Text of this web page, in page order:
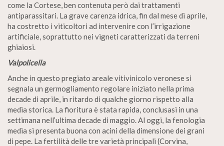
come la Cortese, ben contenuta però dai trattamenti
antiparassitari. La grave carenza idrica, fin dal mese di aprile,
ha costretto i viticoltori ad intervenire con l’irrigazione
artificiale, soprattutto nei vigneti caratterizzati da terreni
ghiaiosi.
Valpolicella
Anche in questo pregiato areale vitivinicolo veronese si
segnala un germogliamento regolare iniziato nella prima
decade di aprile, in ritardo di qualche giorno rispetto alla
media storica. La fioritura è stata rapida, conclusasi in una
settimana nell’ultima decade di maggio. Al oggi, la fenologia
media si presenta buona con acini della dimensione dei grani
di pepe. La fertilità delle tre varietà principali (Corvina,